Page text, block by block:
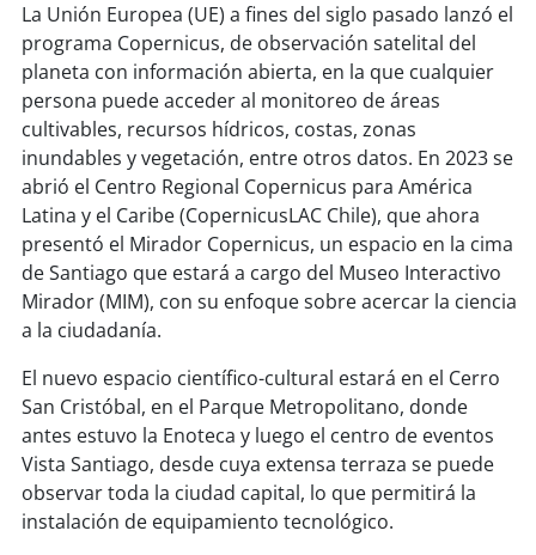
soyantofagasta
soy copiapó
soyvalparaíso
soy quillota
soysanantonio
soychillán
soysancarlos
soytalcahuano
soyconcepción
La Unión Europea (UE) a fines del siglo pasado lanzó el
programa Copernicus, de observación satelital del
planeta con información abierta, en la que cualquier
persona puede acceder al monitoreo de áreas
cultivables, recursos hídricos, costas, zonas
inundables y vegetación, entre otros datos. En 2023 se
abrió el Centro Regional Copernicus para América
Latina y el Caribe (CopernicusLAC Chile), que ahora
presentó el Mirador Copernicus, un espacio en la cima
de Santiago que estará a cargo del Museo Interactivo
Mirador (MIM), con su enfoque sobre acercar la ciencia
a la ciudadanía.
El nuevo espacio científico-cultural estará en el Cerro
San Cristóbal, en el Parque Metropolitano, donde
antes estuvo la Enoteca y luego el centro de eventos
Vista Santiago, desde cuya extensa terraza se puede
observar toda la ciudad capital, lo que permitirá la
instalación de equipamiento tecnológico.